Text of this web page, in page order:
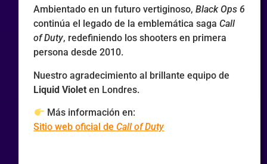
Ambientado en un futuro vertiginoso,Black Ops 6
continúa el legado de la emblemática sagaCall
of Duty, redefiniendo los shooters en primera
persona desde 2010.
Nuestro agradecimiento al brillante equipo de
Liquid Violet en Londres.
Más información en:
Sitio web oficial deCall of Duty